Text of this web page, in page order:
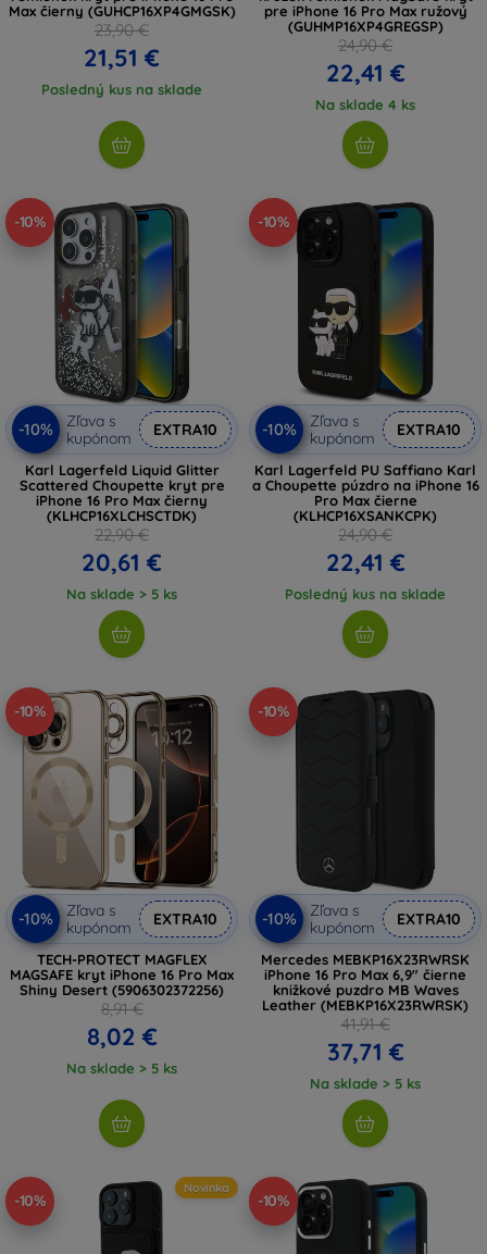
Max čierny (GUHCP16XP4GMGSK)
23,90 €
21,51 €
Posledný kus na sklade
pre iPhone 16 Pro Max ružový
(GUHMP16XP4GREGSP)
24,90 €
22,41 €
Na sklade 4 ks
-10%
-10%
Zľava s
kupónom
EXTRA10
Karl Lagerfeld Liquid Glitter
Scattered Choupette kryt pre
iPhone 16 Pro Max čierny
(KLHCP16XLCHSCTDK)
22,90 €
20,61 €
Na sklade > 5 ks
-10%
-10%
Zľava s
kupónom
EXTRA10
Karl Lagerfeld PU Saffiano Karl
a Choupette púzdro na iPhone 16
Pro Max čierne
(KLHCP16XSANKCPK)
24,90 €
22,41 €
Posledný kus na sklade
-10%
-10%
Zľava s
kupónom
EXTRA10
TECH-PROTECT MAGFLEX
MAGSAFE kryt iPhone 16 Pro Max
Shiny Desert (5906302372256)
8,91 €
8,02 €
Na sklade > 5 ks
-10%
-10%
Zľava s
kupónom
EXTRA10
Mercedes MEBKP16X23RWRSK
iPhone 16 Pro Max 6,9" čierne
knižkové puzdro MB Waves
Leather (MEBKP16X23RWRSK)
41,91 €
37,71 €
Na sklade > 5 ks
-10%
Novinka
-10%